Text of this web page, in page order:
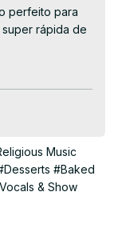
perfeito para
rápida de
#receitas
Music
#Baked
& Show